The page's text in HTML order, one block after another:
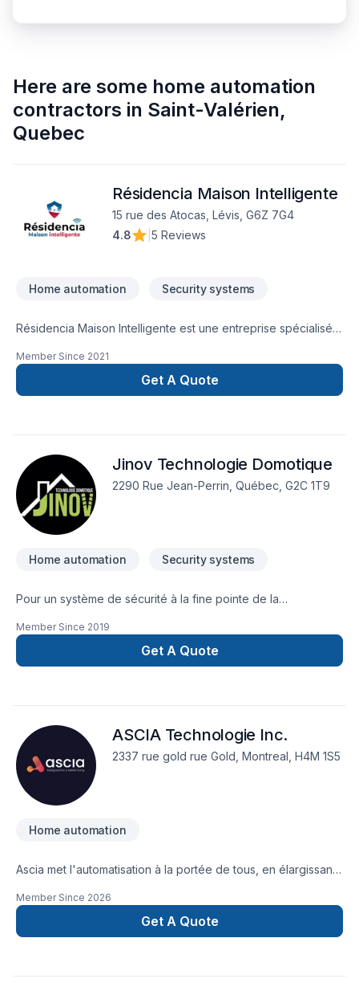
Here are some home automation
contractors in Saint-Valérien,
Quebec
Résidencia Maison Intelligente
15 rue des Atocas, Lévis, G6Z 7G4
4.8
5 Reviews
Home automation Security systems
Résidencia Maison Intelligente est une entreprise spécialisée
commercial ainsi que dans la domotique intelligente.
Résidencia Maison Intelligente est toujours à la fine pointe de
la technologie et propose à ses clients les systèmes les plus
Member Since 2021
Get A Quote
Jinov Technologie Domotique
2290 Rue Jean-Perrin, Québec, G2C 1T9
Home automation Security systems
Pour un système de sécurité à la fine pointe de la
intelligent! La technologie est à votre portée! Pour un service
à la clientèle professionnel et une installation personnalisée
par des techniciens chevronnés Il faut choisir : JINOV
Member Since 2019
Get A Quote
ASCIA Technologie Inc.
2337 rue gold rue Gold, Montreal, H4M 1S5
Home automation
Ascia met l'automatisation à la portée de tous, en élargissant
aux personnes handicapées de contrôler leur maison à l'aide
d'appareils mobiles. La sécurité est primordiale ; Ascia offre
une surveillance à distance et des alertes pour la gestion des
Member Since 2026
Get A Quote